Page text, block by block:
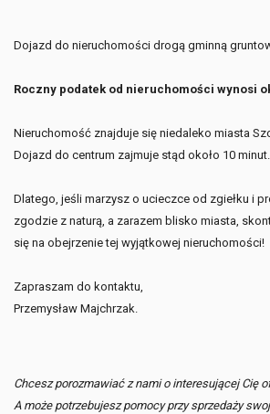
Dojazd do nieruchomości drogą gminną
Roczny podatek od nieruchomości wynosi
Nieruchomość znajduje się niedaleko miasta
Dojazd do centrum zajmuje stąd około 10 minut.
Dlatego, jeśli marzysz o ucieczce od zgiełku i
zgodzie z naturą, a zarazem blisko miasta,
się na obejrzenie tej wyjątkowej nieruchomości!
Zapraszam do kontaktu,
Przemysław Majchrzak.
Chcesz porozmawiać z nami o interesującej Cię
A może potrzebujesz pomocy przy sprzedaży